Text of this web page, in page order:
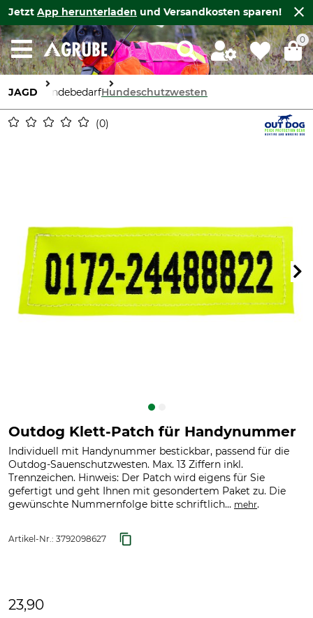
Jetzt App herunterladen und Versandkosten sparen!
0
JAGD HundebedarfHundeschutzwesten
0
Outdog Klett-Patch für Handynummer
Individuell mit Handynummer bestickbar, passend für die
Outdog-Sauenschutzwesten. Max. 13 Ziffern inkl.
Trennzeichen. Hinweis: Der Patch wird eigens für Sie
gefertigt und geht Ihnen mit gesondertem Paket zu. Die
gewünschte Nummernfolge bitte schriftlich... mehr.
Artikel-Nr.: 3792098627
23,90